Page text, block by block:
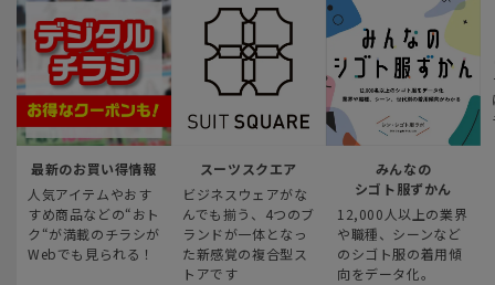
最新のお買い得情報
人気アイテムやおす
すめ商品などの“おト
ク“が満載のチラシが
Webでも見られる！
スーツスクエア
ビジネスウェアがな
んでも揃う、4つのブ
ランドが一体となっ
た新感覚の複合型ス
トアです
みんなの
シゴト服ずかん
12,000人以上の業界
や職種、シーンなど
のシゴト服の着用傾
向をデータ化。